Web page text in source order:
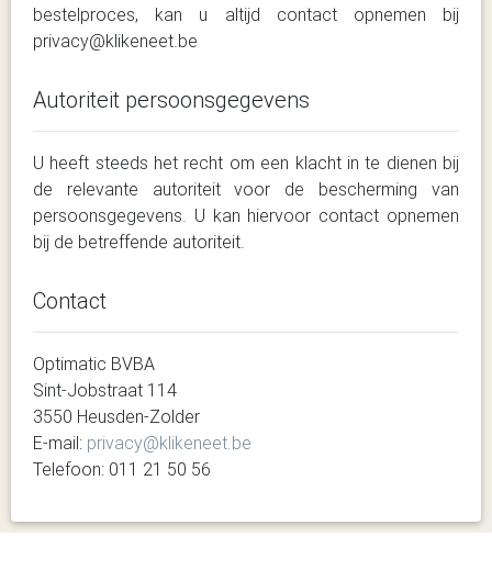
bestelproces, kan u altijd contact opnemen bij
privacy@klikeneet.be
Autoriteit persoonsgegevens
U heeft steeds het recht om een klacht in te dienen bij
de relevante autoriteit voor de bescherming van
persoonsgegevens. U kan hiervoor contact opnemen
bij de betreffende autoriteit.
Contact
Optimatic BVBA
Sint-Jobstraat 114
3550 Heusden-Zolder
E-mail: privacy@klikeneet.be
Telefoon: 011 21 50 56